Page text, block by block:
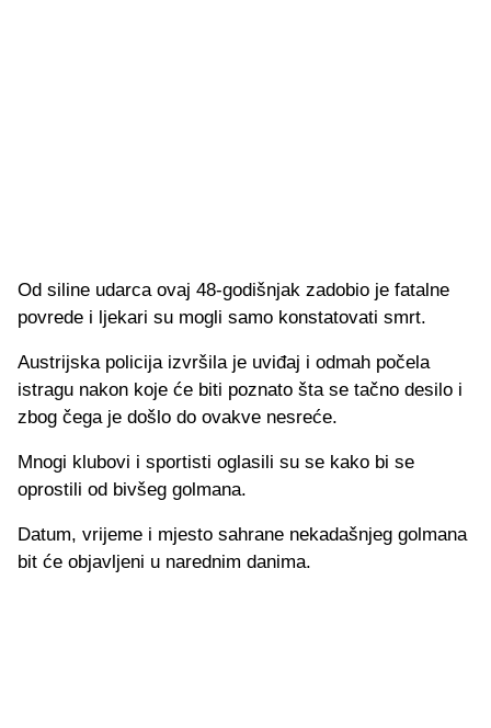
Od siline udarca ovaj 48-godišnjak zadobio je fatalne
povrede i ljekari su mogli samo konstatovati smrt.
Austrijska policija izvršila je uviđaj i odmah počela
istragu nakon koje će biti poznato šta se tačno desilo i
zbog čega je došlo do ovakve nesreće.
Mnogi klubovi i sportisti oglasili su se kako bi se
oprostili od bivšeg golmana.
Datum, vrijeme i mjesto sahrane nekadašnjeg golmana
bit će objavljeni u narednim danima.